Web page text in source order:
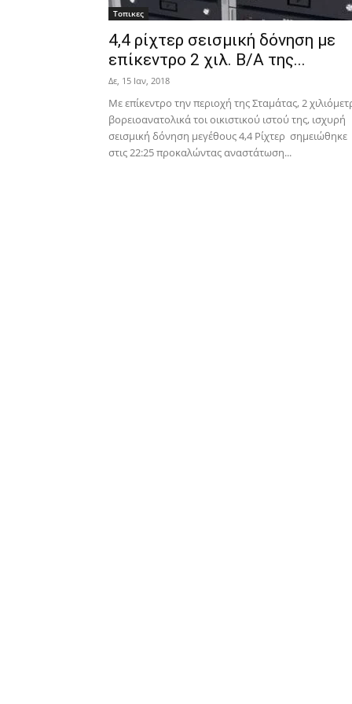
Τοπικες
4,4 ρίχτερ σεισμική δόνηση με
επίκεντρο 2 χιλ. Β/Α της...
Δε, 15 Ιαν, 2018
Με επίκεντρο την περιοχή της Σταμάτας, 2
βορειοανατολικά τοι οικιστικού ιστού της, ισχυρή
σεισμική δόνηση μεγέθους 4,4 Ρίχτερ σημειώθηκε
στις 22:25 προκαλώντας αναστάτωση...